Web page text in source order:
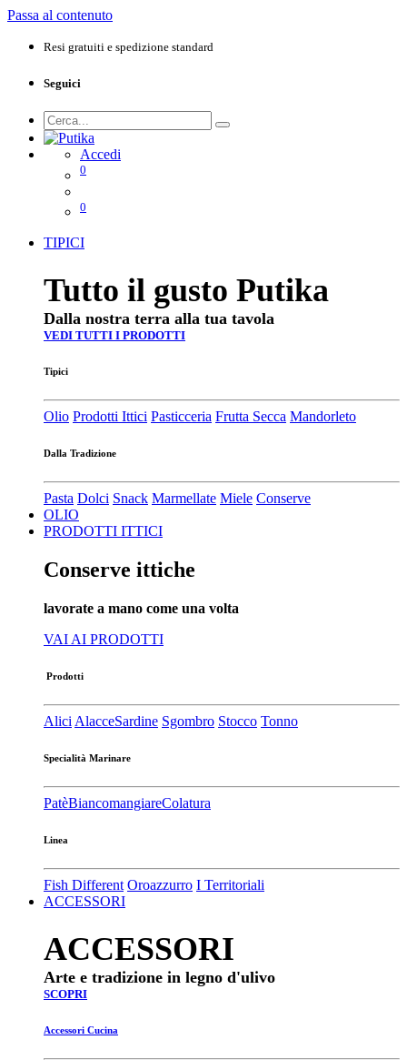
Passa al contenuto
Resi gratuiti e spedizione standard
Seguici
Accedi
0
0
TIPICI
Tutto il gusto Putika
Dalla nostra terra alla tua tavola
VEDI TUTTI I PRODOTTI
Tipici
Olio Prodotti Ittici Pasticceria Frutta Secca Mandorleto
Dalla Tradizione
Pasta Dolci Snack Marmellate Miele Conserve
OLIO
PRODOTTI ITTICI
Conserve ittiche
lavorate a mano come una volta
VAI AI PRODOTTI
Prodotti
Alici AlacceSardine Sgombro Stocco Tonno
Specialità Marinare
Patè​BiancomangiareColatura
Linea
Fish Different Oroazzurro I Territoriali
ACCESSORI
ACCESSORI
Arte e tradizione in legno d'ulivo
SCOPRI
Accessori Cucina